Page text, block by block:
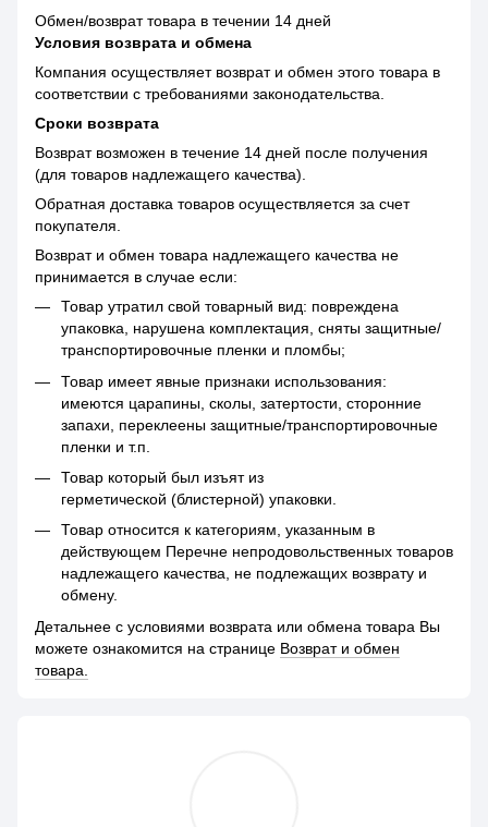
Обмен/возврат товара в течении 14 дней
Условия возврата и обмена
Компания осуществляет возврат и обмен этого товара в
соответствии с требованиями законодательства.
Сроки возврата
Возврат возможен в течение 14 дней после получения
(для товаров надлежащего качества).
Обратная доставка товаров осуществляется за счет
покупателя.
Возврат и обмен товара надлежащего качества не
принимается в случае если:
Товар утратил свой товарный вид: повреждена
упаковка, нарушена комплектация, сняты защитные/
транспортировочные пленки и пломбы;
Товар имеет явные признаки использования:
имеются царапины, сколы, затертости, сторонние
запахи, переклеены защитные/транспортировочные
пленки и т.п.
Товар который был изъят из
герметической (блистерной) упаковки.
Товар относится к категориям, указанным в
действующем Перечне непродовольственных товаров
надлежащего качества, не подлежащих возврату и
обмену.
Детальнее с условиями возврата или обмена товара Вы
можете ознакомится на странице Возврат и обмен
товара.